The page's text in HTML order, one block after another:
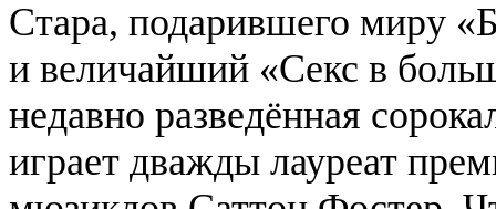
Стара, подарившего миру
и величайший «Секс в
недавно разведённая
играет дважды лауреат